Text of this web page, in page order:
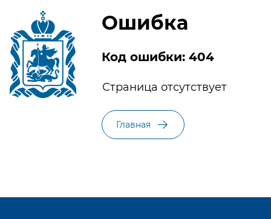
Ошибка
Код ошибки: 404
Страница отсутствует
Главная
Единый контакт-центр
Московской областной Думы
8 (495) 594-94-94
приёмной Думы.